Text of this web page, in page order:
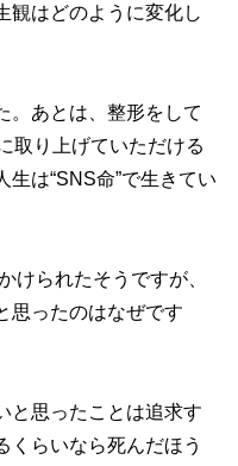
はどのように変化し
あとは、整形をして
取り上げていただける
は“SNS命”で生きてい
られたそうですが、
思ったのはなぜです
思ったことは追求す
くらいなら死んだほう